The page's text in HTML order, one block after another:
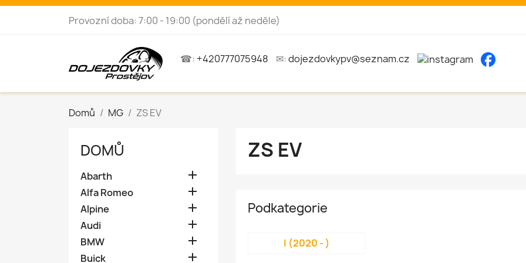
Provozní doba: 7:00 - 19:00 (pondělí až neděle)
☎: +420777075948 ✉:dojezdovkypv@seznam.cz
Domů MG ZS EV
DOMŮ
Abarth 
Alfa Romeo 
Alpine 
Audi 
BMW 
Buick 
ZS EV
Podkategorie
I (2020 - )